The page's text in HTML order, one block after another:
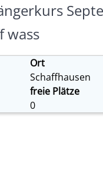
wass
Ort
Schaffhausen
freie Plätze
0